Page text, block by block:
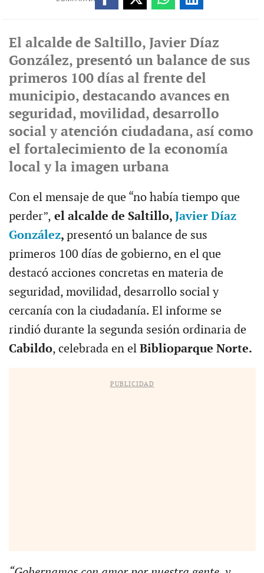
El alcalde de Saltillo, Javier Díaz
González, presentó un balance de sus
primeros 100 días al frente del
municipio, destacando avances en
seguridad, movilidad, desarrollo
social y atención ciudadana, así como
el fortalecimiento de la economía
local y la imagen urbana
Con el mensaje de que “no había tiempo que
perder”, el alcalde de Saltillo,Javier Díaz
González, presentó un balance de sus
primeros 100 días de gobierno, en el que
destacó acciones concretas en materia de
seguridad, movilidad, desarrollo social y
cercanía con la ciudadanía. El informe se
rindió durante la segunda sesión ordinaria de
Cabildo, celebrada en el Biblioparque Norte.
PUBLICIDAD